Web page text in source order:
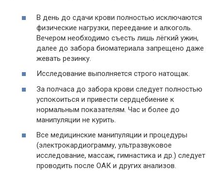
В день до сдачи крови полностью исключаются
физические нагрузки, переедание и алкоголь.
Вечером необходимо съесть лишь лёгкий ужин,
далее до забора биоматериала запрещено даже
жевать резинку.
Исследование выполняется строго натощак.
За полчаса до забора крови следует полностью
успокоиться и привести сердцебиение к
нормальным показателям. Час и более до
манипуляции не курить.
Все медицинские манипуляции и процедуры
(электрокардиограмму, ультразвуковое
исследование, массаж, гимнастика и др.) следует
проводить после ОАК и других анализов.